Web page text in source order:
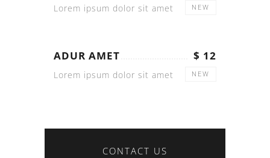
Lorem ipsum dolor sit amet NEW
ADUR AMET $ 12
Lorem ipsum dolor sit amet NEW
CONTACT US